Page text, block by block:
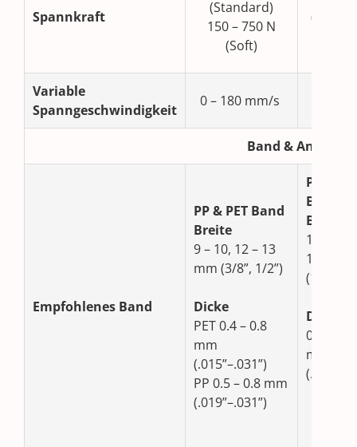
Spannkraft
(Standard)
150 – 750 N
(Soft)
Variable
Spanngeschwindigkeit
0 – 180 mm/s
Band &
Empfohlenes Band
PP & PET Band
Breite
9 – 10, 12 – 13
mm (3/8”, 1/2”)
Dicke
PET 0.4 – 0.8
mm
(.015”–.031”)
PP 0.5 – 0.8 mm
(.019”–.031”)
PP &
Band
Breite
12 – 13,
16 mm
(1/2”, 5/
Dicke
0.5 – 1.0
mm